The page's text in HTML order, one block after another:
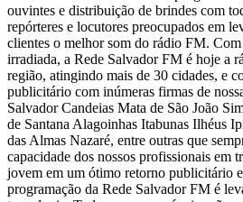
ouvintes e distribuição de brindes com
repórteres e locutores preocupados em
clientes o melhor som do rádio FM.
irradiada, a Rede Salvador FM é hoje a
região, atingindo mais de 30 cidades, e
publicitário com inúmeras firmas de
Salvador Candeias Mata de São João
de Santana Alagoinhas Itabunas Ilhéus
das Almas Nazaré, entre outras que
capacidade dos nossos profissionais em
jovem em um ótimo retorno publicitário
programação da Rede Salvador FM é